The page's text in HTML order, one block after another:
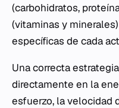
(carbohidratos,
(vitaminas y
específicas de cada
Una correcta
directamente en la
esfuerzo, la velocidad